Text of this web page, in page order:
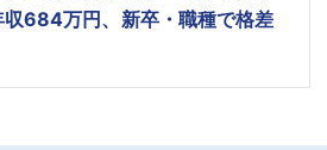
684万円、新卒・職種で格差